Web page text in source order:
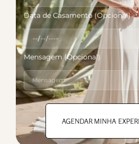
Data de Casamento (Opcional)
Mensagem (Opcional)
AGENDAR MINHA